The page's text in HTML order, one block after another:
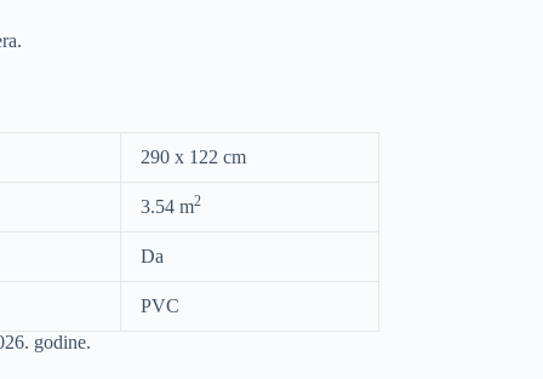
290 x 122 cm
3.54 m2
Da
PVC
godine.